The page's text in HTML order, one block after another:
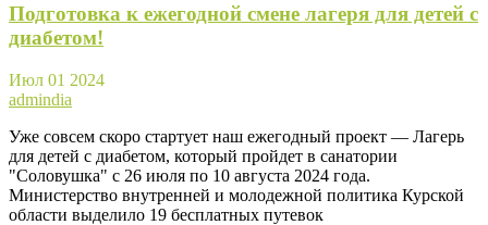
Подготовка к ежегодной смене лагеря для детей с
диабетом!
Июл 01 2024
admindia
Уже совсем скоро стартует наш ежегодный проект — Лагерь
для детей с диабетом, который пройдет в санатории
"Соловушка" с 26 июля по 10 августа 2024 года.
Министерство внутренней и молодежной политика Курской
области выделило 19 бесплатных путевок